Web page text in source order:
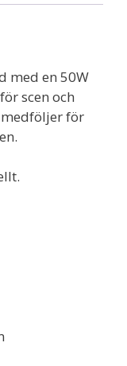
med en 50W
scen och
för